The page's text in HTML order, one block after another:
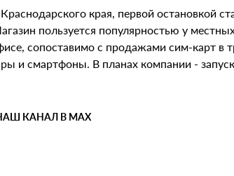
края, первой остановкой
пользуется популярностью у
сопоставимо с продажами сим-карт в
и смартфоны. В планах компании -
КАНАЛ В MAX